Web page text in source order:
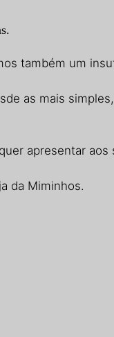
também um
as mais
apresentar aos
da Miminhos.​